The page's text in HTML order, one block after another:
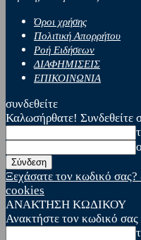
Όροι χρήσης
Πολιτική Απορρήτου
Ροή Ειδήσεων
ΔΙΑΦΗΜΙΣΕΙΣ
ΕΠΙΚΟΙΝΩΝΙΑ
συνδεθείτε
Καλωσήρθατε! Συνδεθείτε
Ξεχάσατε τον κωδικό σας?
cookies
ΑΝΑΚΤΗΣΗ ΚΩΔΙΚΟΥ
Ανακτήστε τον κωδικό σας